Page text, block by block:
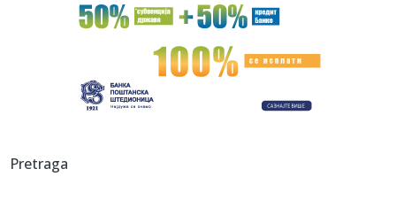
23:47:Svečano otvoren 93. Međunarodni poljoprivredni sajam u
Novom Sa...
PRODAJE SE IMOVINA VARTEX -a U VRANJU
23:34:Studenti Univerziteta u Nišu apeluju na MUP na uzdržanost
Pretraga